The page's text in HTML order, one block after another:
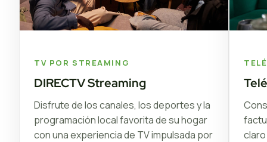
TV POR STREAMING
DIRECTV Streaming
Disfrute de los canales, los deportes y la
programación local favorita de su hogar
con una experiencia de TV impulsada por
claro